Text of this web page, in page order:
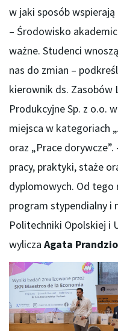
w jaki sposób
– Środowisko
ważne. Studenci
nas do zmian –
kierownik ds. Zasobów
Produkcyjne Sp. z o.o.
miejsca w kategoriach
oraz „Prace
pracy, praktyki, staże
dyplomowych. Od
program stypendialny
Politechniki Opolskiej i
wylicza Agata